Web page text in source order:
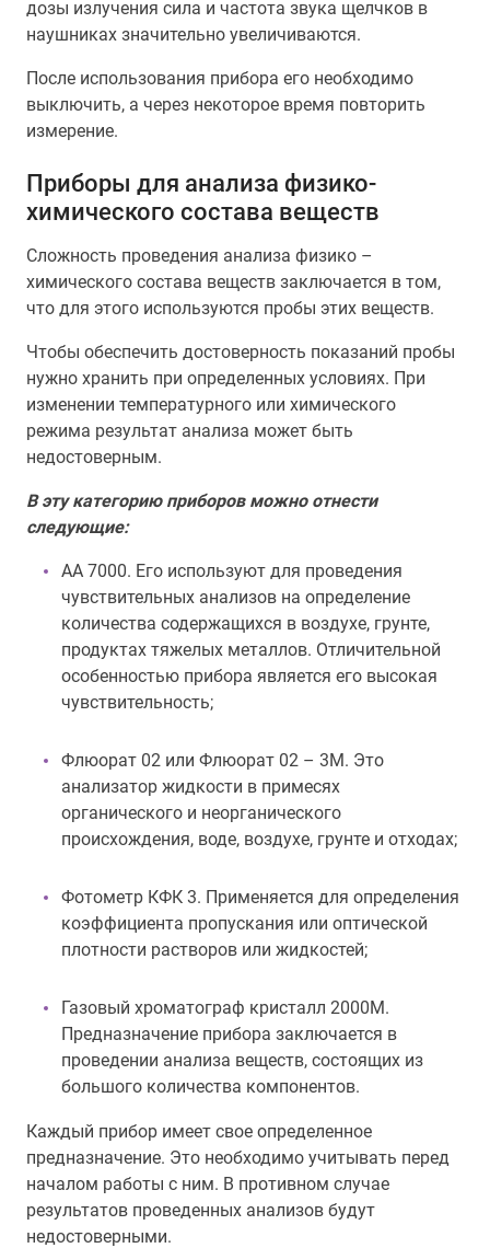
дозы излучения сила и частота звука щелчков в
наушниках значительно увеличиваются.
После использования прибора его необходимо
выключить, а через некоторое время повторить
измерение.
Приборы для анализа физико-
химического состава веществ
Сложность проведения анализа физико –
химического состава веществ заключается в том,
что для этого используются пробы этих веществ.
Чтобы обеспечить достоверность показаний пробы
нужно хранить при определенных условиях. При
изменении температурного или химического
режима результат анализа может быть
недостоверным.
В эту категорию приборов можно отнести
следующие:
АА 7000. Его используют для проведения
чувствительных анализов на определение
количества содержащихся в воздухе, грунте,
продуктах тяжелых металлов. Отличительной
особенностью прибора является его высокая
чувствительность;
Флюорат 02 или Флюорат 02 – 3М. Это
анализатор жидкости в примесях
органического и неорганического
происхождения, воде, воздухе, грунте и отходах;
Фотометр КФК 3. Применяется для определения
коэффициента пропускания или оптической
плотности растворов или жидкостей;
Газовый хроматограф кристалл 2000М.
Предназначение прибора заключается в
проведении анализа веществ, состоящих из
большого количества компонентов.
Каждый прибор имеет свое определенное
предназначение. Это необходимо учитывать перед
началом работы с ним. В противном случае
результатов проведенных анализов будут
недостоверными.